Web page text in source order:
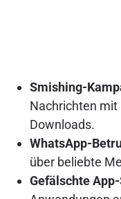
Smishing-
Nachrichten mit
Downloads.
WhatsApp-
über beliebte
Gefälschte